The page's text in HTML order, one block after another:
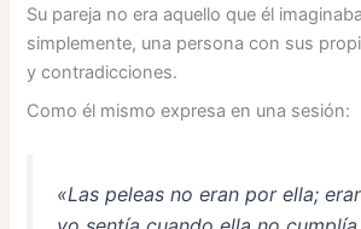
Su pareja no era aquello que él
simplemente, una persona con sus
y contradicciones.
Como él mismo expresa en una sesión:
«Las peleas no eran por ella;